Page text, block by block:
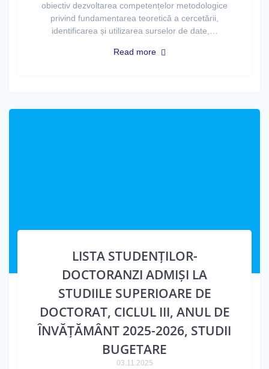
obiectiv dezvoltarea competențelor metodologice
privind fundamentarea teoretică a cercetării,
identificarea și utilizarea surselor de date,…
Read more
LISTA STUDENȚILOR-
DOCTORANZI ADMIȘI LA
STUDIILE SUPERIOARE DE
DOCTORAT, CICLUL III, ANUL DE
ÎNVĂȚĂMÂNT 2025-2026, STUDII
BUGETARE
03.11.2025